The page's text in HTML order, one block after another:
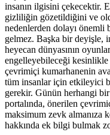
insanın ilgisini çekecektir.
gizliliğin gözetildiğini ve
nedenlerden dolayı
gelmez. Başka bir deyişle,
heyecan dünyasının
engelleyebileceği
çevrimiçi kumarhanenin
tüm insanlar için etkileyici
gerekir. Günün herhangi
portalında, önerilen
maksimum zevk almanıza
hakkında ek bilgi bulmak